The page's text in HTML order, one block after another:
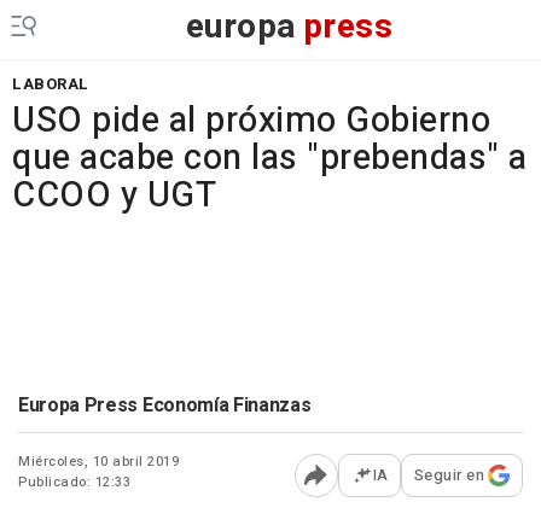
europa press
LABORAL
USO pide al próximo Gobierno
que acabe con las "prebendas" a
CCOO y UGT
Europa Press Economía Finanzas
Miércoles, 10 abril 2019
Publicado: 12:33
Abrir opciones para
IA Seguir en